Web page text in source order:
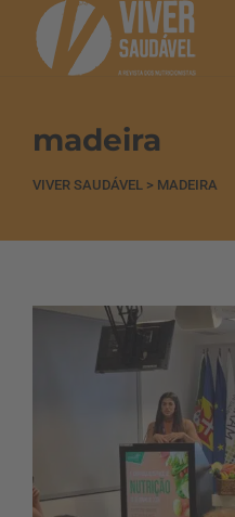
madeira
VIVER SAUDÁVEL > MADEIRA